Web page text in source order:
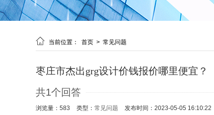
 当前位置： 首页 > 常见问题
枣庄市杰出grg设计价钱报价哪里便宜？
共1个回答
浏览量：583 类型： 常见问题 发布时间：2023-05-05 16:10:22